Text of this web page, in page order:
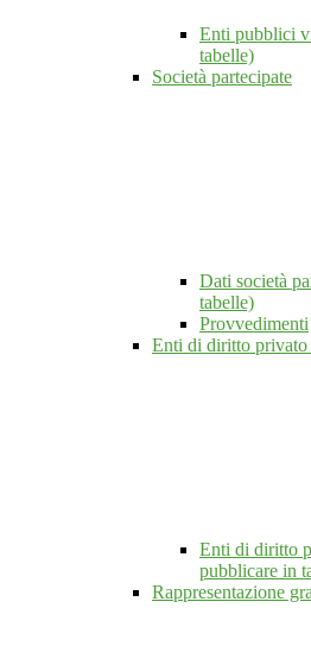
Enti pubblici
tabelle)
Società partecipate
Dati società
tabelle)
Provvedimenti
Enti di diritto privato
Enti di diritto
pubblicare in
Rappresentazione